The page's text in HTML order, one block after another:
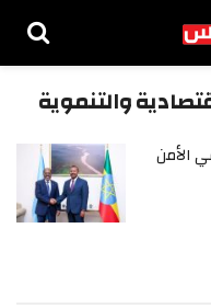
والتنموية
الأمن